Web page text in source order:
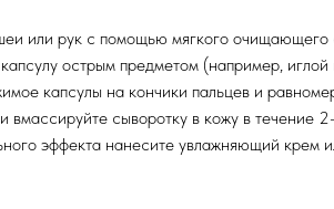
или рук с помощью мягкого
острым предметом (например,
капсулы на кончики пальцев и
сыворотку в кожу в течение
эффекта нанесите увлажняющий крем